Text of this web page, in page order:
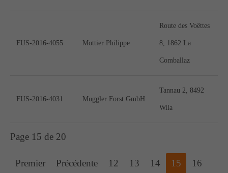
FUS-2016-4055 Mottier Philippe
Route des Voëttes
8, 1862 La
Comballaz
FUS-2016-4031 Muggler Forst GmbH
Tannau 2, 8492
Wila
Page 15 de 20
Premier Précédente 12 13 14 15
16